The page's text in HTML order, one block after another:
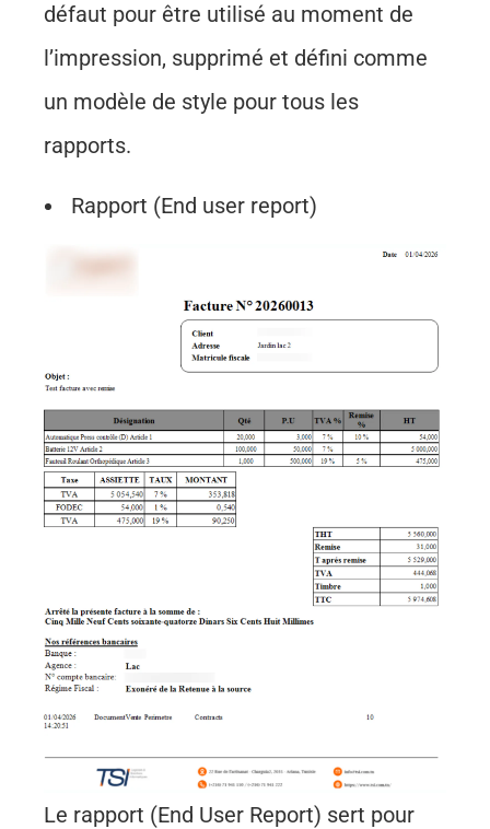
défaut pour être utilisé au moment de
l’impression, supprimé et défini comme
un modèle de style pour tous les
rapports.
Rapport (End user report)
Le rapport (End User Report) sert pour